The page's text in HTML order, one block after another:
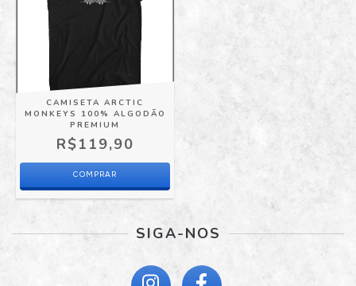
CAMISETA ARCTIC
MONKEYS 100% ALGODÃO
PREMIUM
R$119,90
COMPRAR
SIGA-NOS